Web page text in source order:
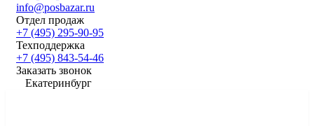
info@posbazar.ru
Отдел продаж
+7 (495) 295-90-95
Техподдержка
+7 (495) 843-54-46
Заказать звонок
Екатеринбург